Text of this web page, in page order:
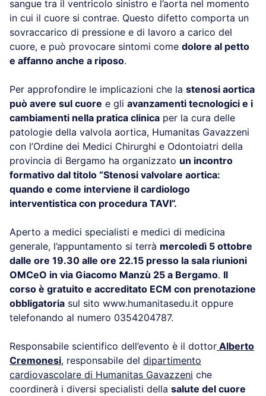
sangue tra il ventricolo sinistro e l’aorta nel momento
in cui il cuore si contrae. Questo difetto comporta un
sovraccarico di pressione e di lavoro a carico del
cuore, e può provocare sintomi come dolore al petto
e affanno anche a riposo.
Per approfondire le implicazioni che la stenosi aortica
può avere sul cuore e gli avanzamenti tecnologici e i
cambiamenti nella pratica clinica per la cura delle
patologie della valvola aortica, Humanitas Gavazzeni
con l’Ordine dei Medici Chirurghi e Odontoiatri della
provincia di Bergamo ha organizzato un incontro
formativo dal titolo “Stenosi valvolare aortica:
quando e come interviene il cardiologo
interventistica con procedura TAVI”.
Aperto a medici specialisti e medici di medicina
generale, l’appuntamento si terrà mercoledì 5 ottobre
dalle ore 19.30 alle ore 22.15 presso la sala riunioni
OMCeO in via Giacomo Manzù 25 a Bergamo. Il
corso è gratuito e accreditato ECM con prenotazione
obbligatoria sul sito www.humanitasedu.it oppure
telefonando al numero 0354204787.
Responsabile scientifico dell’evento è il dottor Alberto
Cremonesi, responsabile del dipartimento
cardiovascolare di Humanitas Gavazzeni che
coordinerà i diversi specialisti della salute del cuore